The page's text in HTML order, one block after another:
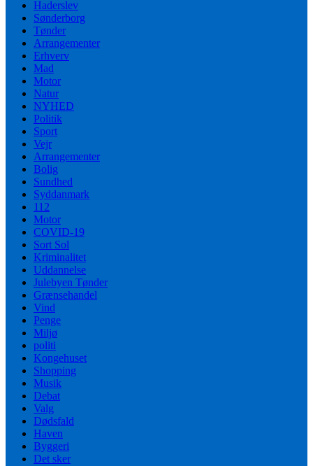
Haderslev
Sønderborg
Tønder
Arrangementer
Erhverv
Mad
Motor
Natur
NYHED
Politik
Sport
Vejr
Arrangementer
Bolig
Sundhed
Syddanmark
112
Motor
COVID-19
Sort Sol
Kriminalitet
Uddannelse
Julebyen Tønder
Grænsehandel
Vind
Penge
Miljø
politi
Kongehuset
Shopping
Musik
Debat
Valg
Dødsfald
Haven
Byggeri
Det sker